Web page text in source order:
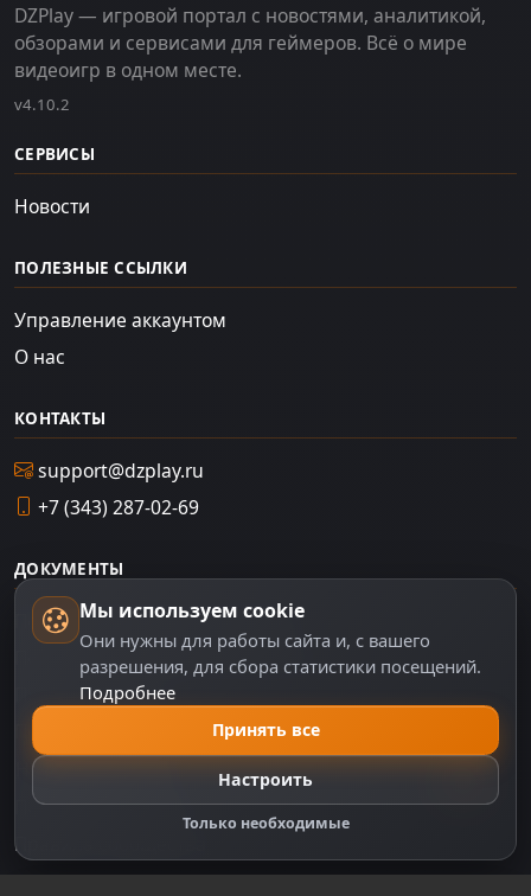
DZPlay — игровой портал с новостями, аналитикой,
обзорами и сервисами для геймеров. Всё о мире
видеоигр в одном месте.
v4.10.2
СЕРВИСЫ
Новости
ПОЛЕЗНЫЕ ССЫЛКИ
Управление аккаунтом
О нас
КОНТАКТЫ
support@dzplay.ru
+7 (343) 287-02-69
ДОКУМЕНТЫ
Пользовательское соглашение
Политика персональных данных
Правила оплаты
Настройки cookie
Правообладателям
Правила сообщества
Мы используем cookie
Они нужны для работы сайта и, с вашего
разрешения, для сбора статистики посещений.
Подробнее
Принять все
Настроить
Только необходимые